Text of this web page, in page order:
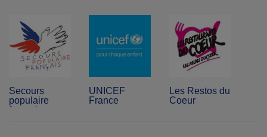
Secours
populaire
français
UNICEF
France
Les Restos du
Coeur